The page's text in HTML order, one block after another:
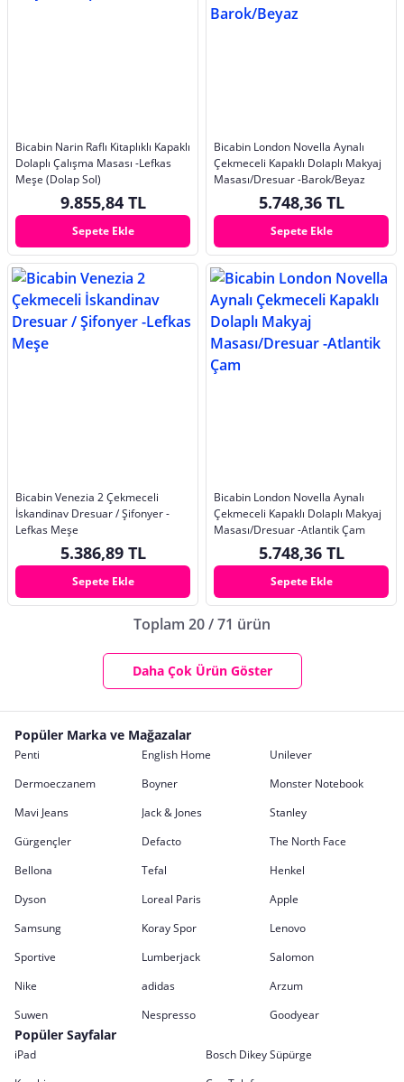
Bicabin Narin Raflı Kitaplıklı Kapaklı
Dolaplı Çalışma Masası -Lefkas
Meşe (Dolap Sol)
9.855,84 TL
Sepete Ekle
Bicabin London Novella Aynalı
Çekmeceli Kapaklı Dolaplı Makyaj
Masası/Dresuar -Barok/Beyaz
5.748,36 TL
Sepete Ekle
Bicabin Venezia 2 Çekmeceli
İskandinav Dresuar / Şifonyer -
Lefkas Meşe
5.386,89 TL
Sepete Ekle
Bicabin London Novella Aynalı
Çekmeceli Kapaklı Dolaplı Makyaj
Masası/Dresuar -Atlantik Çam
5.748,36 TL
Sepete Ekle
Toplam 20 / 71 ürün
Daha Çok Ürün Göster
Popüler Marka ve Mağazalar
Penti English Home
Unilever
Dermoeczanem
Boyner
Monster Notebook
Mavi Jeans
Jack & Jones
Stanley
Gürgençler
Defacto
The North Face
Bellona
Tefal
Henkel
Dyson
Loreal Paris
Apple
Samsung
Koray Spor
Lenovo
Sportive
Lumberjack
Salomon
Nike
adidas
Arzum
Suwen
Nespresso Goodyear
Popüler Sayfalar
iPad
Bosch Dikey Süpürge